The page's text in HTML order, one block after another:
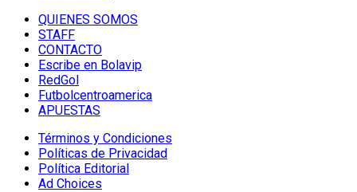
QUIENES SOMOS
STAFF
CONTACTO
Escribe en Bolavip
RedGol
Futbolcentroamerica
APUESTAS
Términos y Condiciones
Políticas de Privacidad
Política Editorial
Ad Choices